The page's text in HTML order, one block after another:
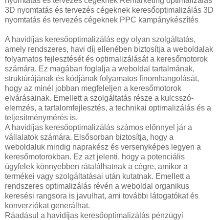
3D nyomtatás és tervezés cégeknek keresőoptimalizálás 3D
nyomtatás és tervezés cégeknek PPC kampánykészítés
A havidíjas keresőoptimalizálás egy olyan szolgáltatás,
amely rendszeres, havi díj ellenében biztosítja a weboldalak
folyamatos fejlesztését és optimalizálását a keresőmotorok
számára. Ez magában foglalja a weboldal tartalmának,
struktúrájának és kódjának folyamatos finomhangolását,
hogy az minél jobban megfeleljen a keresőmotorok
elvárásainak. Emellett a szolgáltatás része a kulcsszó-
elemzés, a tartalomfejlesztés, a technikai optimalizálás és a
teljesítménymérés is.
A havidíjas keresőoptimalizálás számos előnnyel jár a
vállalatok számára. Elsősorban biztosítja, hogy a
weboldaluk mindig naprakész és versenyképes legyen a
keresőmotorokban. Ez azt jelenti, hogy a potenciális
ügyfelek könnyebben rátalálhatnak a cégre, amikor a
termékei vagy szolgáltatásai után kutatnak. Emellett a
rendszeres optimalizálás révén a weboldal organikus
keresési rangsora is javulhat, ami további látogatókat és
konverziókat generálhat.
Ráadásul a havidíjas keresőoptimalizálás pénzügyi